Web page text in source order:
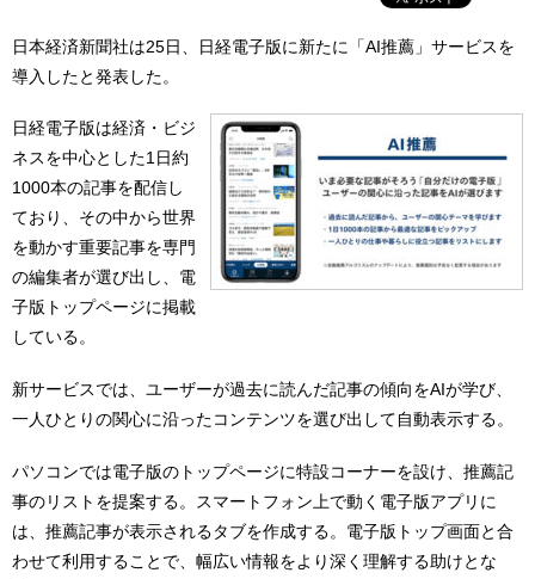
日本経済新聞社は25日、日経電子版に新たに「AI推薦」サービスを
導入したと発表した。
日経電子版は経済・ビジ
ネスを中心とした1日約
1000本の記事を配信し
ており、その中から世界
を動かす重要記事を専門
の編集者が選び出し、電
子版トップページに掲載
している。
新サービスでは、ユーザーが過去に読んだ記事の傾向をAIが学び、
一人ひとりの関心に沿ったコンテンツを選び出して自動表示する。
パソコンでは電子版のトップページに特設コーナーを設け、推薦記
事のリストを提案する。スマートフォン上で動く電子版アプリに
は、推薦記事が表示されるタブを作成する。電子版トップ画面と合
わせて利用することで、幅広い情報をより深く理解する助けとな